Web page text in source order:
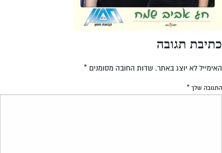
כתיבת תגובה
האימייל לא יוצג באתר. שדות החובה מסומנים *
התגובה שלך *